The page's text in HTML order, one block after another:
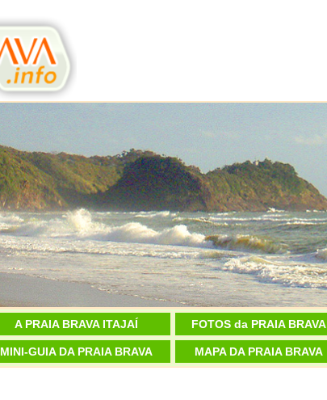
A PRAIA BRAVA ITAJAÍ FOTOS da PRAIA BRAVA
MINI-GUIA DA PRAIA BRAVA MAPA DA PRAIA BRAVA